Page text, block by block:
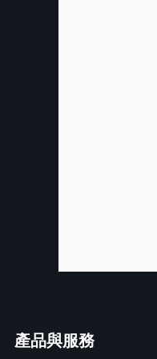
產品與服務